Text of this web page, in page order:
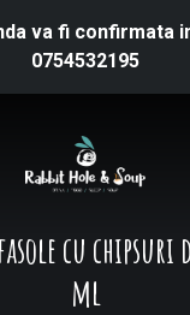
va fi confirmata
0754532195
cu chipsuri
ml